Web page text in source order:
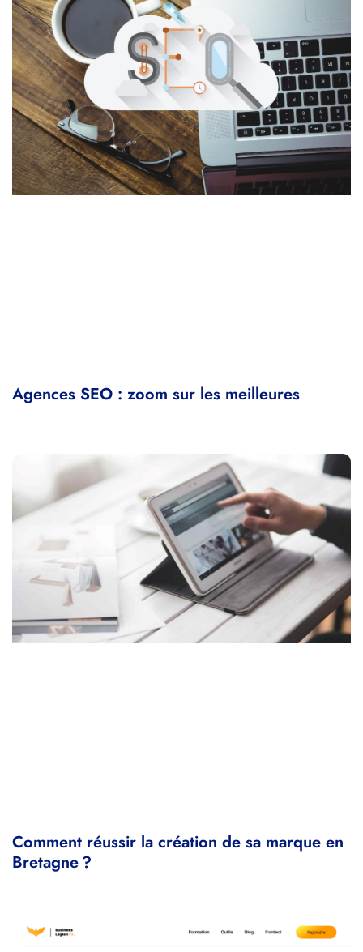
Agences SEO : zoom sur les meilleures
Comment réussir la création de sa marque en
Bretagne ?